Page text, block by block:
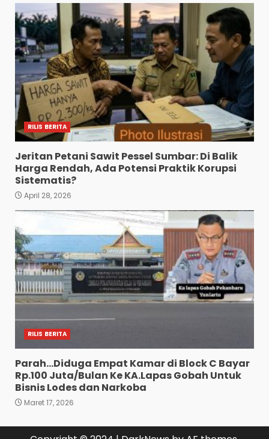
RILIS BERITA
Jeritan Petani Sawit Pessel Sumbar: Di Balik
Harga Rendah, Ada Potensi Praktik Korupsi
Sistematis?
April 28, 2026
RILIS BERITA
Parah…Diduga Empat Kamar di Block C Bayar
Rp.100 Juta/Bulan Ke KA.Lapas Gobah Untuk
Bisnis Lodes dan Narkoba
Maret 17, 2026